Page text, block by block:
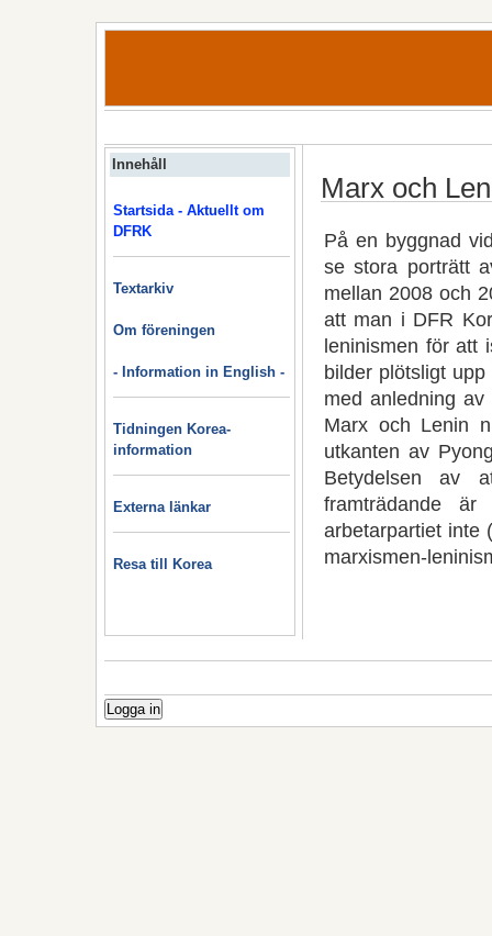
Innehåll
Startsida - Aktuellt om
DFRK
Textarkiv
Om föreningen
- Information in English -
Tidningen Korea-
information
Externa länkar
Resa till Korea
Marx och
På en byggnad
se stora porträtt
mellan 2008 och
att man i DFR
leninismen för att
bilder plötsligt
med anledning
Marx och Lenin
utkanten av
Betydelsen av
framträdande
arbetarpartiet inte
marxismen-
Logga in